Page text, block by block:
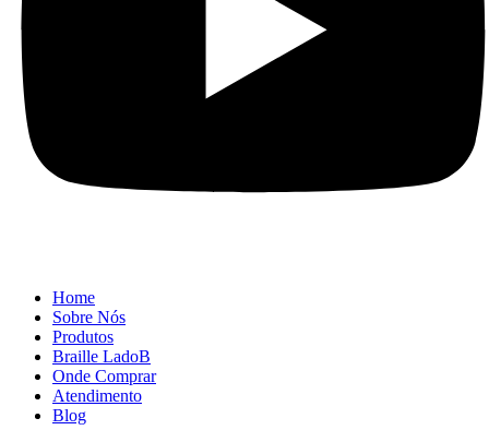
Home
Sobre Nós
Produtos
Braille LadoB
Onde Comprar
Atendimento
Blog